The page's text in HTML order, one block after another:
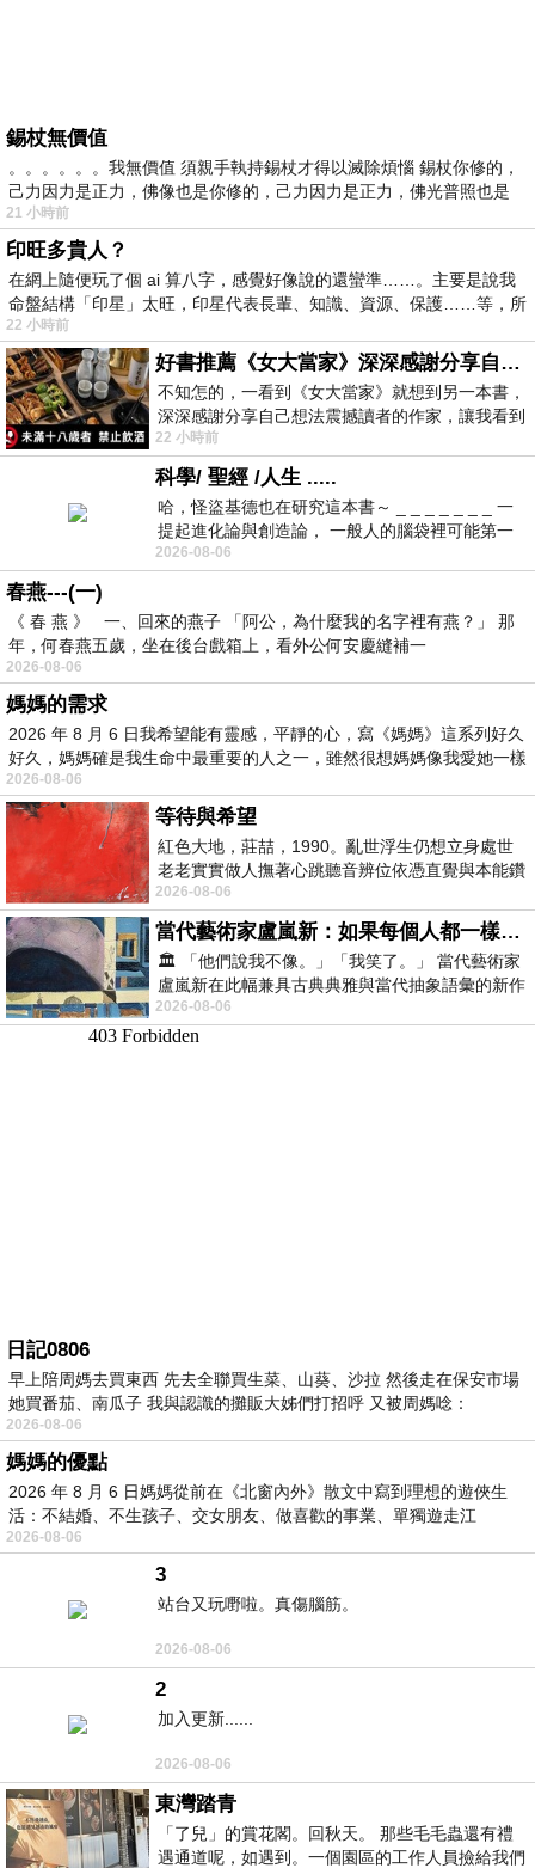
錫杖無價值
。。。。。。我無價值 須親手執持錫杖才得以滅除煩惱 錫杖你修的，
己力因力是正力，佛像也是你修的，己力因力是正力，佛光普照也是
21 小時前
印旺多貴人？
在網上隨便玩了個 ai 算八字，感覺好像說的還蠻準……。主要是說我
命盤結構「印星」太旺，印星代表長輩、知識、資源、保護……等，所
22 小時前
好書推薦《女大當家》深深感謝分享自己想法震撼讀者的作家，讓我看到不同樣貌的家庭！
不知怎的，一看到《女大當家》就想到另一本書，
深深感謝分享自己想法震撼讀者的作家，讓我看到
不同樣貌的家庭！ 《女大
22 小時前
科學/ 聖經 /人生 .....
哈，怪盜基德也在研究這本書～ _ _ _ _ _ _ _ 一
提起進化論與創造論， 一般人的腦袋裡可能第一
時間就有「 進化論很科
2026-08-06
春燕---(一)
《 春 燕 》 一、回來的燕子 「阿公，為什麼我的名字裡有燕？」 那
年，何春燕五歲，坐在後台戲箱上，看外公何安慶縫補一
2026-08-06
媽媽的需求
2026 年 8 月 6 日我希望能有靈感，平靜的心，寫《媽媽》這系列好久
好久，媽媽確是我生命中最重要的人之一，雖然很想媽媽像我愛她一樣
2026-08-06
等待與希望
紅色大地，莊喆，1990。亂世浮生仍想立身處世
老老實實做人撫著心跳聽音辨位依憑直覺與本能鑽
向裂隙的亮處探索另一個心聲另一個共鳴的
2026-08-06
當代藝術家盧嵐新：如果每個人都一樣，這世界該有多無聊？
🏛️ 「他們說我不像。」「我笑了。」 當代藝術家
盧嵐新在此幅兼具古典典雅與當代抽象語彙的新作
中，以沈靜的藍色空間為背景，描繪了
2026-08-06
日記0806
早上陪周媽去買東西 先去全聯買生菜、山葵、沙拉 然後走在保安市場
她買番茄、南瓜子 我與認識的攤販大姊們打招呼 又被周媽唸：
2026-08-06
媽媽的優點
2026 年 8 月 6 日媽媽從前在《北窗內外》散文中寫到理想的遊俠生
活：不結婚、不生孩子、交女朋友、做喜歡的事業、單獨遊走江
湖⋯⋯，
2026-08-06
3
站台又玩嘢啦。真傷腦筋。
2026-08-06
2
加入更新......
2026-08-06
東灣踏青
「了兒」的賞花閣。回秋天。 那些毛毛蟲還有禮
遇通道呢，如遇到。一個園區的工作人員撿給我們